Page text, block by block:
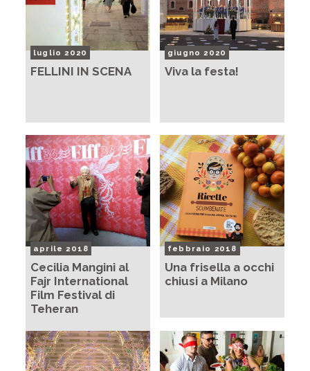
luglio 2020
FELLINI IN SCENA
giugno 2020
Viva la festa!
aprile 2018
Cecilia Mangini al
Fajr International
Film Festival di
Teheran
febbraio 2018
Una frisella a occhi
chiusi a Milano